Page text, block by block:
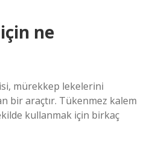
ne
mürekkep lekelerini
bir araçtır. Tükenmez kalem
kullanmak için birkaç